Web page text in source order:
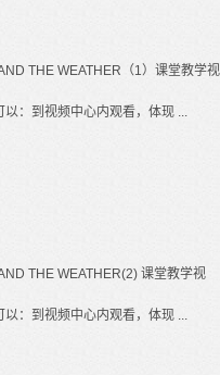
THE WEATHER（1）课堂教学视
：到视频中心内观看，体现 ...
THE WEATHER(2) 课堂教学视
：到视频中心内观看，体现 ...